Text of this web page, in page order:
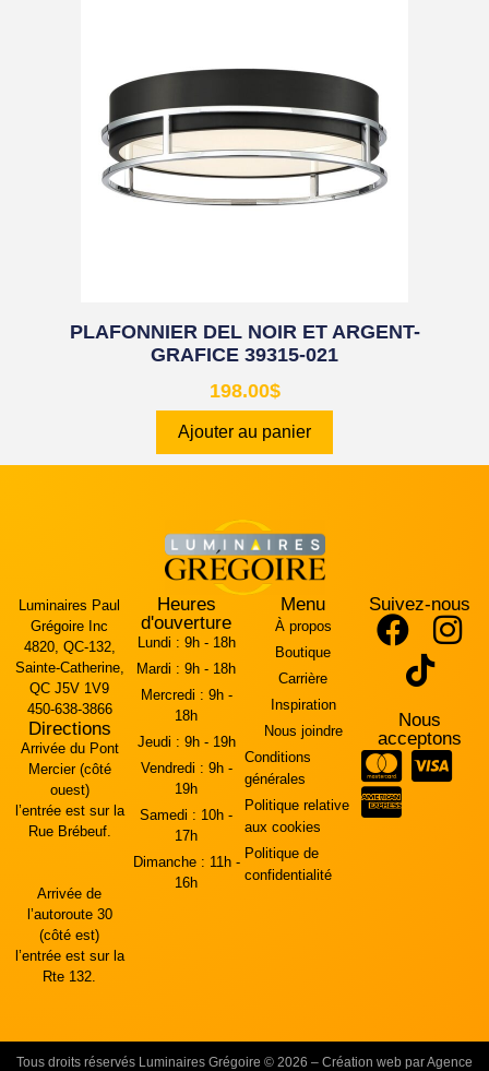
PLAFONNIER DEL NOIR ET ARGENT-
GRAFICE 39315-021
198.00$
Ajouter au panier
Luminaires Paul
Grégoire Inc
4820, QC-132,
Sainte-Catherine,
QC J5V 1V9
450-638-3866
Directions
Arrivée du Pont
Mercier (côté
ouest)
l’entrée est sur la
Rue Brébeuf.
Arrivée de
l’autoroute 30
(côté est)
l’entrée est sur la
Rte 132.
Heures
d'ouverture
Lundi : 9h - 18h
Mardi : 9h - 18h
Mercredi : 9h -
18h
Jeudi : 9h - 19h
Vendredi : 9h -
19h
Samedi : 10h -
17h
Dimanche : 11h -
16h
Menu
À propos
Boutique
Carrière
Inspiration
Nous joindre
Conditions
générales
Politique relative
aux cookies
Politique de
confidentialité
Suivez-nous
Nous
acceptons
Tous droits réservés Luminaires Grégoire © 2026 – Création web par Agence